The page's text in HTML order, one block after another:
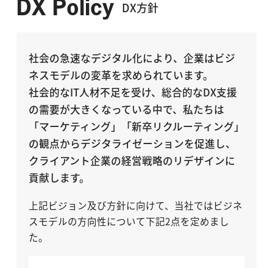
DX Policy DX方針
社会の急速なデジタル化により、企業はビジ
ネスモデルの変革を求められています。
社会的なIT人材不足を受け、総合的なDX支援
の需要が大きくなっている中で、私たちは
「マーケティング」「新卒リクルーティング」
の観点からデジタライゼーションを促進し、
クライアント企業の経営戦略のリデザインに
貢献します。
上記ビジョン及び方針に向けて、当社ではビジネ
スモデルの方向性について下記2点を定めまし
た。